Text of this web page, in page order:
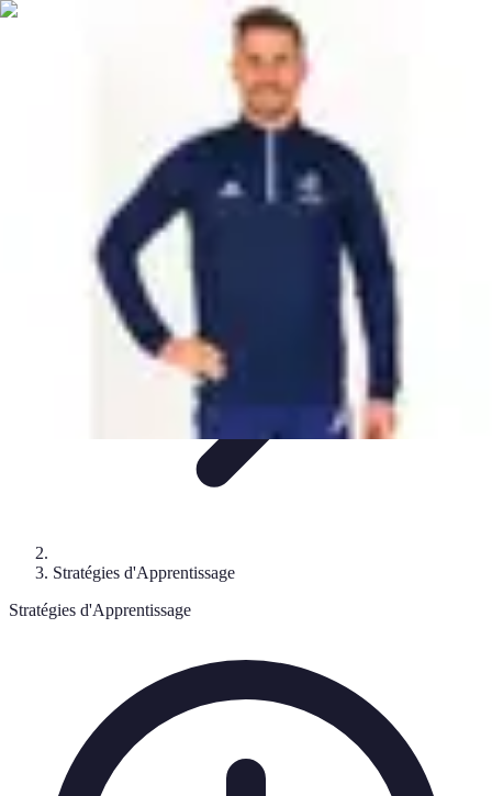
Training Pro
Conception de formation
Formation et MéthodologiesOptimisation du Training
Stratégies d'Apprentissage
Stratégies d'Apprentissage